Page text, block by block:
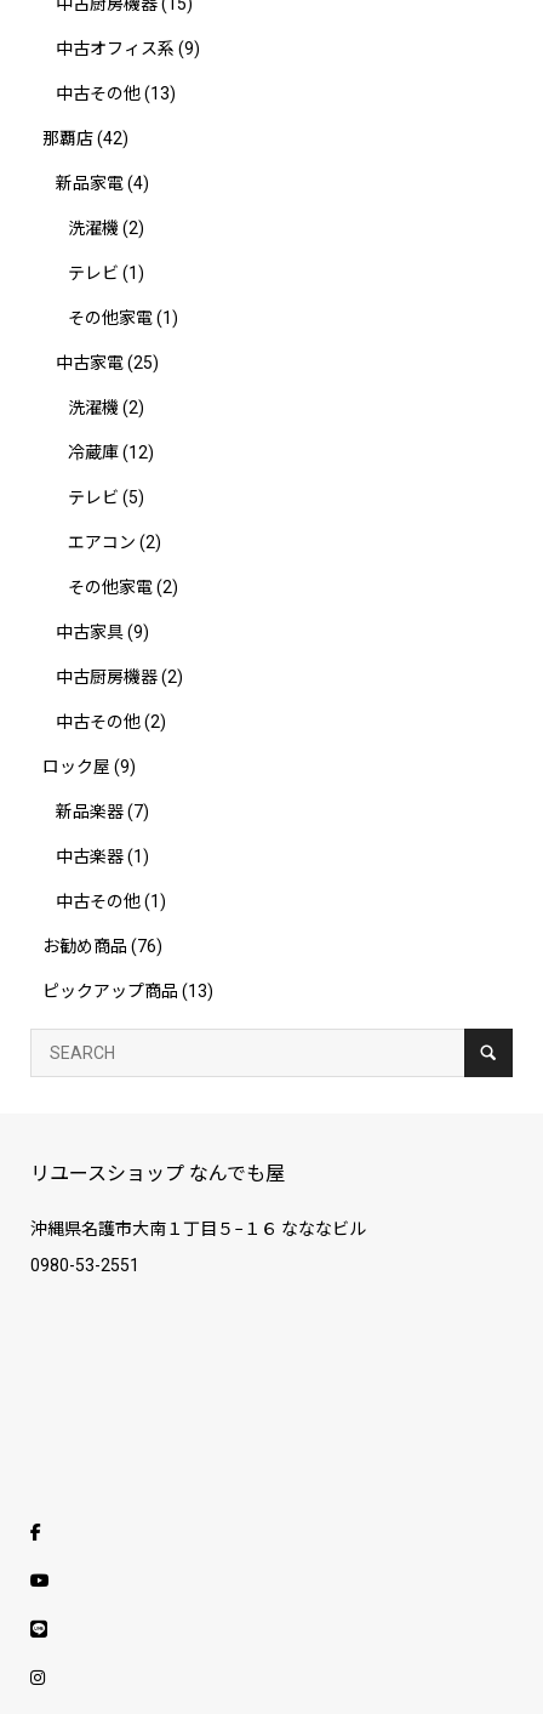
中古オフィス系 (9)
中古その他(13)
那覇店(42)
新品家電(4)
洗濯機 (2)
テレビ (1)
その他家電(1)
中古家電(25)
洗濯機 (2)
冷蔵庫(12)
テレビ (5)
エアコン (2)
その他家電(2)
中古家具(9)
中古厨房機器(2)
中古その他(2)
ロック屋 (9)
新品楽器(7)
中古楽器(1)
中古その他(1)
お勧め商品 (76)
ピックアップ商品 (13)
リユースショップ なんでも屋
沖縄県名護市大南１丁目５−１６ なななビル
0980-53-2551